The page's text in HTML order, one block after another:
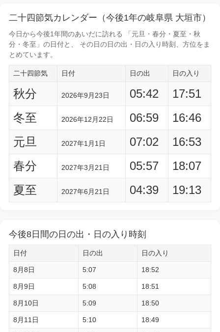
二十四節気カレンダー（今後1年の岐阜県 大垣市）
今日から今後1年間のあいだに訪れる 「元旦・春分・夏至・秋
分・冬至」の日付と、 その日の日の出・日の入り時刻
、方位をま
とめています。
二十四節気 日付 日の出 日の入り
秋分 2026年9月23日 05:42
17:51
冬至
2026年12月22日 06:59
16:46
元旦
2027年1月1日 07:02
16:53
春分
2027年3月21日 05:57
18:07
夏至
2027年6月21日 04:39 19:13
今後8日間の日の出・日の入り時刻
日付 日の出 日の入り
8月8日 5:07 18:52
8月9日 5:08 18:51
8月10日 5:09 18:50
8月11日 5:10 18:49